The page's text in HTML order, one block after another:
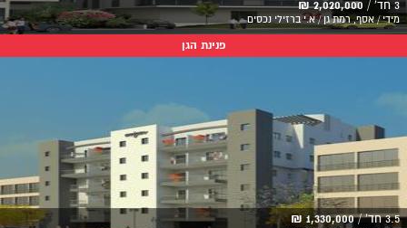
3 חד' / 2,020,000 ₪
מידי / אסף, רמת גן / א.י ברזילי נכסים
פנינת הגן
3.5 חד' / 1,330,000 ₪